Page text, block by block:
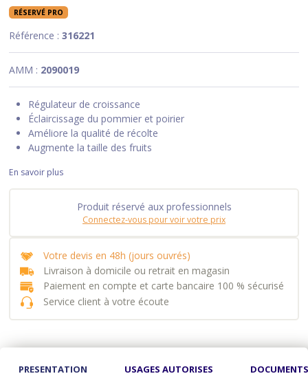
RÉSERVÉ PRO
Référence :316221
AMM : 2090019
Régulateur de croissance
Éclaircissage du pommier et poirier
Améliore la qualité de récolte
Augmente la taille des fruits
En savoir plus
Produit réservé aux professionnels
Connectez-vous pour voir votre prix
Votre devis en 48h (jours ouvrés)
Livraison à domicile ou retrait en magasin
Paiement en compte et carte bancaire 100 % sécurisé
Service client à votre écoute
PRESENTATION USAGES AUTORISES DOCUMENTS